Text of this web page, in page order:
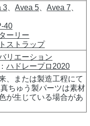
3 Avea 5 Avea 7
40
ーリー
ストラップ
リエーション
ハドレープロ2020
、または製造工程にて
ちゅう製パーツは素材
が生じている場合があ